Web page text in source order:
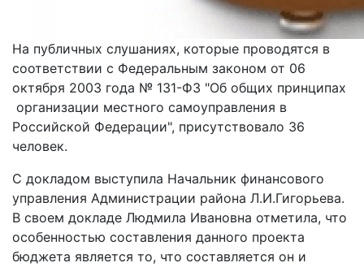
На публичных слушаниях, которые проводятся в
соответствии с Федеральным законом от 06
октября 2003 года № 131-ФЗ "Об общих принципах
организации местного самоуправления в
Российской Федерации", присутствовало 36
человек.
С докладом выступила Начальник финансового
управления Администрации района Л.И.Гигорьева.
В своем докладе Людмила Ивановна отметила, что
особенностью составления данного проекта
бюджета является то, что составляется он и